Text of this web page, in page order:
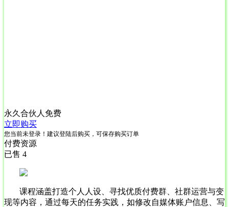
永久合伙人 免费
立即购买
您当前未登录！建议登陆后购买，可保存购买订单
付费资源
已售 4
课程涵盖打造个人人设、寻找优质付费群、社群运营与变
现等内容，通过每天的任务实践，如修改自媒体账户信息、写